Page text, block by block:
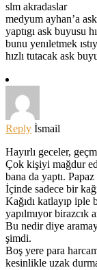
slm akradaslar
medyum ayhan’a
yaptıgı ask buyusu
bunu yenıletmek
hızlı tutacak ask
Reply İsmail
Hayırlı geceler,
Çok kişiyi mağdur
bana da yaptı.
İçinde sadece bir
Kağıdı katlayıp iple
yapılmıyor birazcık
Bu nedir diye
şimdi.
Boş yere para
kesinlikle uzak